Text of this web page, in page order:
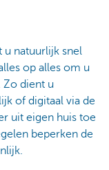
u natuurlijk snel
op alles om u
Zo dient u
of digitaal via de
uit eigen huis toe
beperken de